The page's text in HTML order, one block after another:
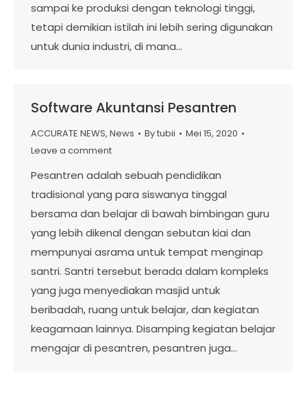
sampai ke produksi dengan teknologi tinggi,
tetapi demikian istilah ini lebih sering digunakan
untuk dunia industri, di mana…
Software Akuntansi Pesantren
ACCURATE NEWS, News Bytubii
Mei 15, 2020
Leave a comment
Pesantren adalah sebuah pendidikan
tradisional yang para siswanya tinggal
bersama dan belajar di bawah bimbingan guru
yang lebih dikenal dengan sebutan kiai dan
mempunyai asrama untuk tempat menginap
santri. Santri tersebut berada dalam kompleks
yang juga menyediakan masjid untuk
beribadah, ruang untuk belajar, dan kegiatan
keagamaan lainnya. Disamping kegiatan belajar
mengajar di pesantren, pesantren juga…